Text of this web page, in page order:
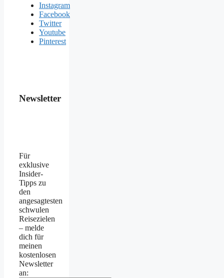
Instagram
Facebook
Twitter
Youtube
Pinterest
Newsletter
Für
exklusive
Insider-
Tipps zu
den
angesagtesten
schwulen
Reisezielen
– melde
dich für
meinen
kostenlosen
Newsletter
an: